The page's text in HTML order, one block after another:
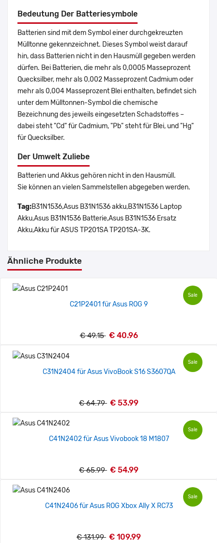
Bedeutung Der Batteriesymbole
Batterien sind mit dem Symbol einer durchgekreuzten
Mülltonne gekennzeichnet. Dieses Symbol weist darauf
hin, dass Batterien nicht in den Hausmüll gegeben werden
dürfen. Bei Batterien, die mehr als 0,0005 Masseprozent
Quecksilber, mehr als 0,002 Masseprozent Cadmium oder
mehr als 0,004 Masseprozent Blei enthalten, befindet sich
unter dem Mülltonnen-Symbol die chemische
Bezeichnung des jeweils eingesetzten Schadstoffes –
dabei steht "Cd" für Cadmium, "Pb" steht für Blei, und "Hg"
für Quecksilber.
Der Umwelt Zuliebe
Batterien und Akkus gehören nicht in den Hausmüll.
Sie können an vielen Sammelstellen abgegeben werden.
Tag:B31N1536,Asus B31N1536 akku,B31N1536 Laptop
Akku,Asus B31N1536 Batterie,Asus B31N1536 Ersatz
Akku,Akku für ASUS TP201SA TP201SA-3K.
Ähnliche Produkte
Sale
C21P2401 für Asus ROG 9
€ 49.15 € 40.96
Sale
C31N2404 für Asus VivoBook S16 S3607QA
€ 64.79 € 53.99
Sale
C41N2402 für Asus Vivobook 18 M1807
€ 65.99 € 54.99
Sale
C41N2406 für Asus ROG Xbox Ally X RC73
€ 131.99 € 109.99